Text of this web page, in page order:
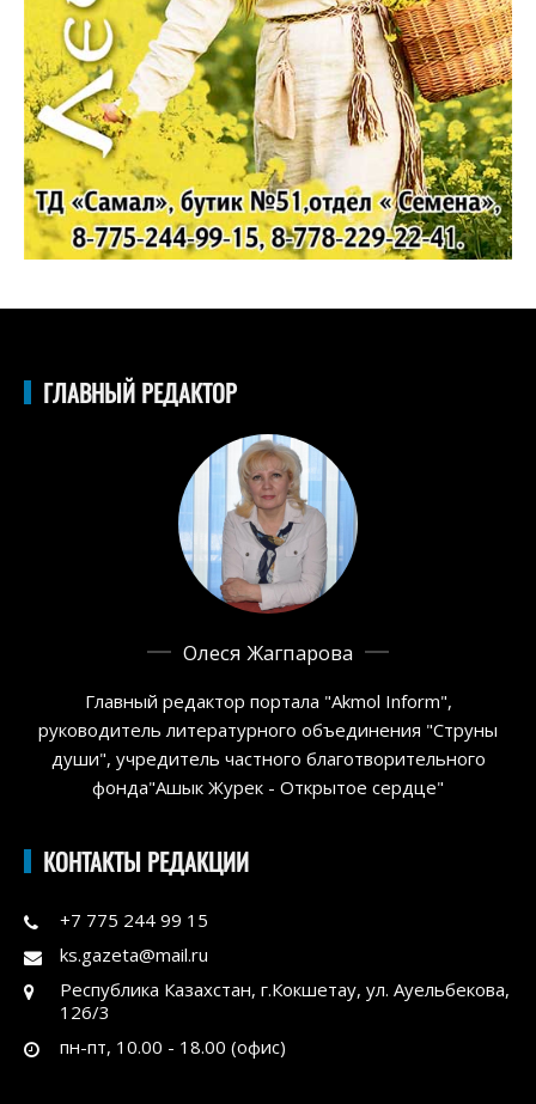
ГЛАВНЫЙ РЕДАКТОР
Олеся Жагпарова
Главный редактор портала "Akmol Inform",
руководитель литературного объединения "Струны
души", учредитель частного благотворительного
фонда"Ашык Журек - Открытое сердце"
КОНТАКТЫ РЕДАКЦИИ
+7 775 244 99 15
ks.gazeta@mail.ru
Республика Казахстан, г.Кокшетау, ул. Ауельбекова,
126/3
пн-пт, 10.00 - 18.00 (офис)